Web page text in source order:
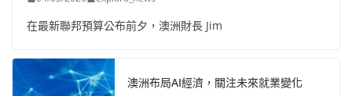
在最新聯邦預算公布前夕，澳洲財長 Jim
澳洲布局AI經濟，關注未來就業變化